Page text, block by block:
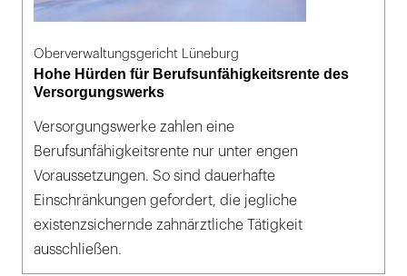
Oberverwaltungsgericht Lüneburg
Hohe Hürden für Berufsunfähigkeitsrente des
Versorgungswerks
Versorgungswerke zahlen eine
Berufsunfähigkeitsrente nur unter engen
Voraussetzungen. So sind dauerhafte
Einschränkungen gefordert, die jegliche
existenzsichernde zahnärztliche Tätigkeit
ausschließen.